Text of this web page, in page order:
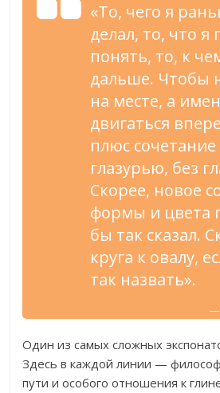
«То, чего я
делал, то, что
понять, то, к
дальше. Чтобы
на месте, а
двигаться
плюс
глазурью, без
Скорее, новое
формы и цвета
бы так сказал.
круга к овалу,
так назвать».
—
Один из самых сложных
Здесь в каждой линии —
пути и особого отношения к